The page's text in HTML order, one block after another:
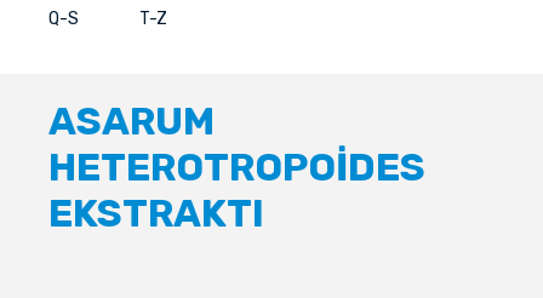
Q-S T-Z
ASARUM
HETEROTROPOİDES
EKSTRAKTI